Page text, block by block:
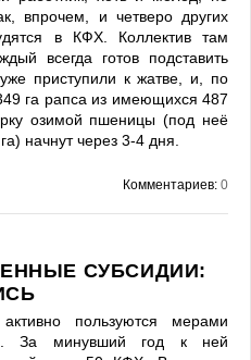
впрочем, и четверо других
в КФХ. Коллектив там
всегда готов подставить
приступили к жатве, и, по
га рапса из имеющихся 487
озимой пшеницы (под неё
начнут через 3-4 дня.
Комментариев: 0
СУБСИДИИ:
пользуются мерами
За минувший год к ней